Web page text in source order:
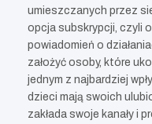
umieszczanych przez
opcja subskrypcji, czyli
powiadomień o
założyć osoby, które
jednym z najbardziej
dzieci mają swoich
zakłada swoje kanały i